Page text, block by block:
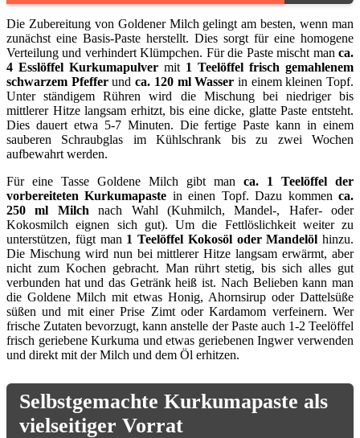
Die Zubereitung von Goldener Milch gelingt am besten, wenn man
zunächst eine Basis-Paste herstellt. Dies sorgt für eine homogene
Verteilung und verhindert Klümpchen. Für die Paste mischt man ca.
4 Esslöffel Kurkumapulver mit 1 Teelöffel frisch gemahlenem
schwarzem Pfefferundca. 120 ml Wasser in einem kleinen Topf.
Unter ständigem Rühren wird die Mischung bei niedriger bis
mittlerer Hitze langsam erhitzt, bis eine dicke, glatte Paste entsteht.
Dies dauert etwa 5-7 Minuten. Die fertige Paste kann in einem
sauberen Schraubglas im Kühlschrank bis zu zwei Wochen
aufbewahrt werden.
Für eine Tasse Goldene Milch gibt man ca. 1 Teelöffel der
vorbereiteten Kurkumapaste in einen Topf. Dazu kommenca.
250 ml Milch nach Wahl (Kuhmilch, Mandel-, Hafer- oder
Kokosmilch eignen sich gut). Um die Fettlöslichkeit weiter zu
unterstützen, fügt man 1 Teelöffel Kokosöl oder Mandelöl hinzu.
Die Mischung wird nun bei mittlerer Hitze langsam erwärmt, aber
nicht zum Kochen gebracht. Man rührt stetig, bis sich alles gut
verbunden hat und das Getränk heiß ist. Nach Belieben kann man
die Goldene Milch mit etwas Honig, Ahornsirup oder Dattelsüße
süßen und mit einer Prise Zimt oder Kardamom verfeinern. Wer
frische Zutaten bevorzugt, kann anstelle der Paste auch 1-2 Teelöffel
frisch geriebene Kurkuma und etwas geriebenen Ingwer verwenden
und direkt mit der Milch und dem Öl erhitzen.
Selbstgemachte Kurkumapaste als
vielseitiger Vorrat